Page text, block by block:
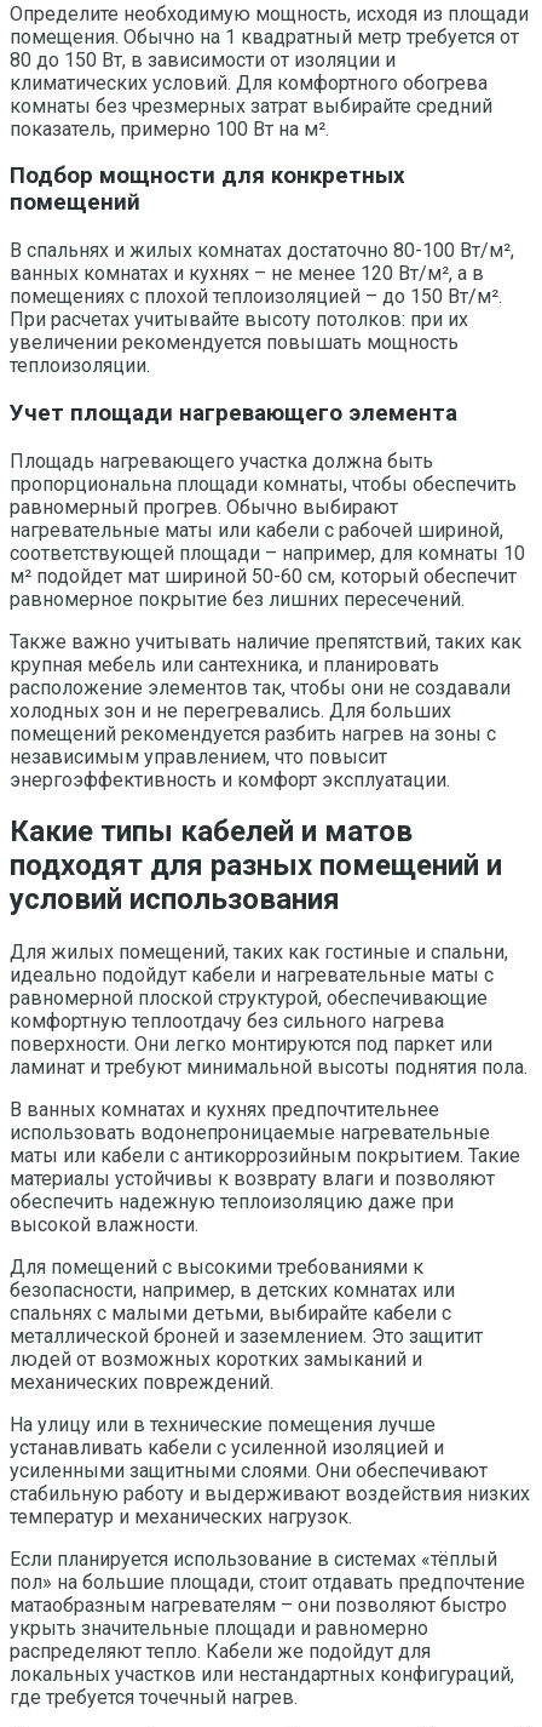
Определите необходимую мощность, исходя из площади
помещения. Обычно на 1 квадратный метр требуется от
80 до 150 Вт, в зависимости от изоляции и
климатических условий. Для комфортного обогрева
комнаты без чрезмерных затрат выбирайте средний
показатель, примерно 100 Вт на м².
Подбор мощности для конкретных
помещений
В спальнях и жилых комнатах достаточно 80-100 Вт/м²,
ванных комнатах и кухнях – не менее 120 Вт/м², а в
помещениях с плохой теплоизоляцией – до 150 Вт/м².
При расчетах учитывайте высоту потолков: при их
увеличении рекомендуется повышать мощность
теплоизоляции.
Учет площади нагревающего элемента
Площадь нагревающего участка должна быть
пропорциональна площади комнаты, чтобы обеспечить
равномерный прогрев. Обычно выбирают
нагревательные маты или кабели с рабочей шириной,
соответствующей площади – например, для комнаты 10
м² подойдет мат шириной 50-60 см, который обеспечит
равномерное покрытие без лишних пересечений.
Также важно учитывать наличие препятствий, таких как
крупная мебель или сантехника, и планировать
расположение элементов так, чтобы они не создавали
холодных зон и не перегревались. Для больших
помещений рекомендуется разбить нагрев на зоны с
независимым управлением, что повысит
энергоэффективность и комфорт эксплуатации.
Какие типы кабелей и матов
подходят для разных помещений и
условий использования
Для жилых помещений, таких как гостиные и спальни,
идеально подойдут кабели и нагревательные маты с
равномерной плоской структурой, обеспечивающие
комфортную теплоотдачу без сильного нагрева
поверхности. Они легко монтируются под паркет или
ламинат и требуют минимальной высоты поднятия пола.
В ванных комнатах и кухнях предпочтительнее
использовать водонепроницаемые нагревательные
маты или кабели с антикоррозийным покрытием. Такие
материалы устойчивы к возврату влаги и позволяют
обеспечить надежную теплоизоляцию даже при
высокой влажности.
Для помещений с высокими требованиями к
безопасности, например, в детских комнатах или
спальнях с малыми детьми, выбирайте кабели с
металлической броней и заземлением. Это защитит
людей от возможных коротких замыканий и
механических повреждений.
На улицу или в технические помещения лучше
устанавливать кабели с усиленной изоляцией и
усиленными защитными слоями. Они обеспечивают
стабильную работу и выдерживают воздействия низких
температур и механических нагрузок.
Если планируется использование в системах «тёплый
пол» на большие площади, стоит отдавать предпочтение
матаобразным нагревателям – они позволяют быстро
укрыть значительные площади и равномерно
распределяют тепло. Кабели же подойдут для
локальных участков или нестандартных конфигураций,
где требуется точечный нагрев.